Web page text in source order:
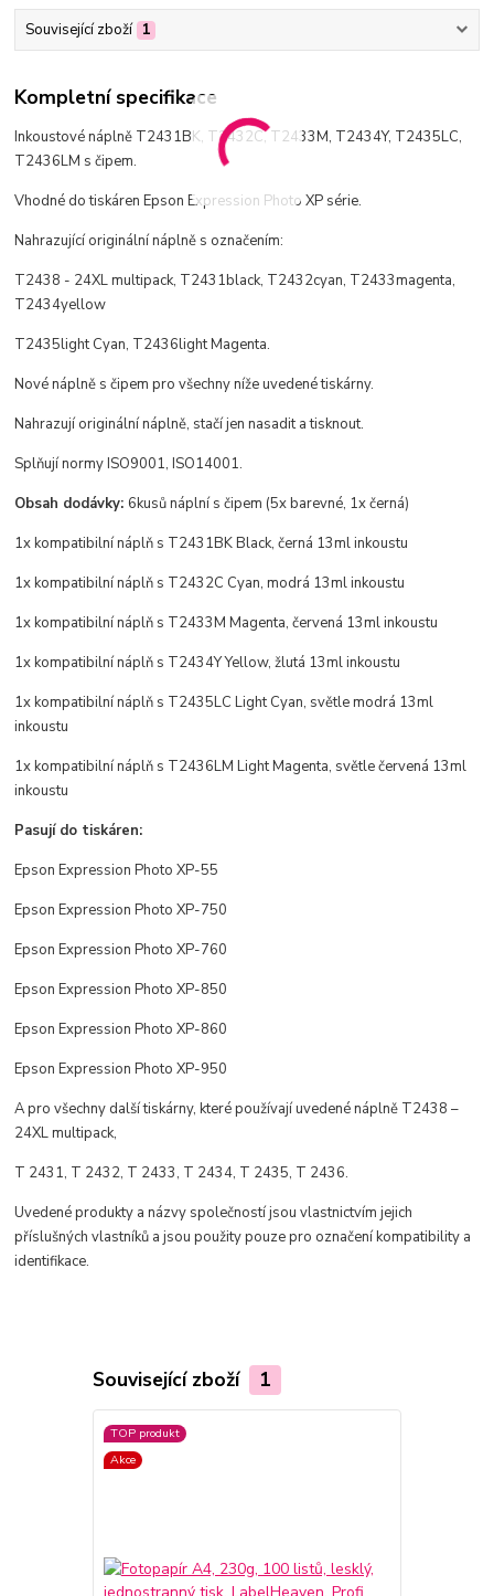
Související zboží 1
Kompletní specifikace
Inkoustové náplně T2431BK, T2432C, T2433M, T2434Y, T2435LC,
T2436LM s čipem.
Vhodné do tiskáren Epson Expression Photo XP série.
Nahrazující originální náplně s označením:
T2438 - 24XL multipack, T2431black, T2432cyan, T2433magenta,
T2434yellow
T2435light Cyan, T2436light Magenta.
Nové náplně s čipem pro všechny níže uvedené tiskárny.
Nahrazují originální náplně, stačí jen nasadit a tisknout.
Splňují normy ISO9001, ISO14001.
Obsah dodávky: 6kusů náplní s čipem (5x barevné, 1x černá)
1x kompatibilní náplň s T2431BK Black, černá 13ml inkoustu
1x kompatibilní náplň s T2432C Cyan, modrá 13ml inkoustu
1x kompatibilní náplň s T2433M Magenta, červená 13ml inkoustu
1x kompatibilní náplň s T2434Y Yellow, žlutá 13ml inkoustu
1x kompatibilní náplň s T2435LC Light Cyan, světle modrá 13ml
inkoustu
1x kompatibilní náplň s T2436LM Light Magenta, světle červená 13ml
inkoustu
Pasují do tiskáren:
Epson Expression Photo XP-55
Epson Expression Photo XP-750
Epson Expression Photo XP-760
Epson Expression Photo XP-850
Epson Expression Photo XP-860
Epson Expression Photo XP-950
A pro všechny další tiskárny, které používají uvedené náplně T2438 –
24XL multipack,
T 2431, T 2432, T 2433, T 2434, T 2435, T 2436.
Uvedené produkty a názvy společností jsou vlastnictvím jejich
příslušných vlastníků a jsou použity pouze pro označení kompatibility a
identifikace.
Související zboží 1
TOP produkt
Akce